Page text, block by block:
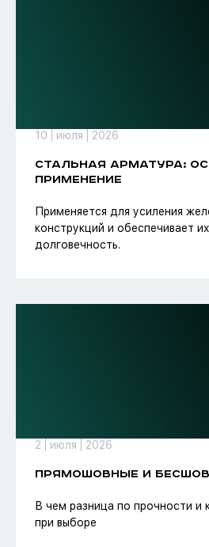
10 июля 2026
СТАЛЬНАЯ АРМАТУРА:
ПРИМЕНЕНИЕ
Применяется для усиления
конструкций и обеспечивает
долговечность.
2 июля 2026
ПРЯМОШОВНЫЕ И
В чем разница по прочности и
при выборе